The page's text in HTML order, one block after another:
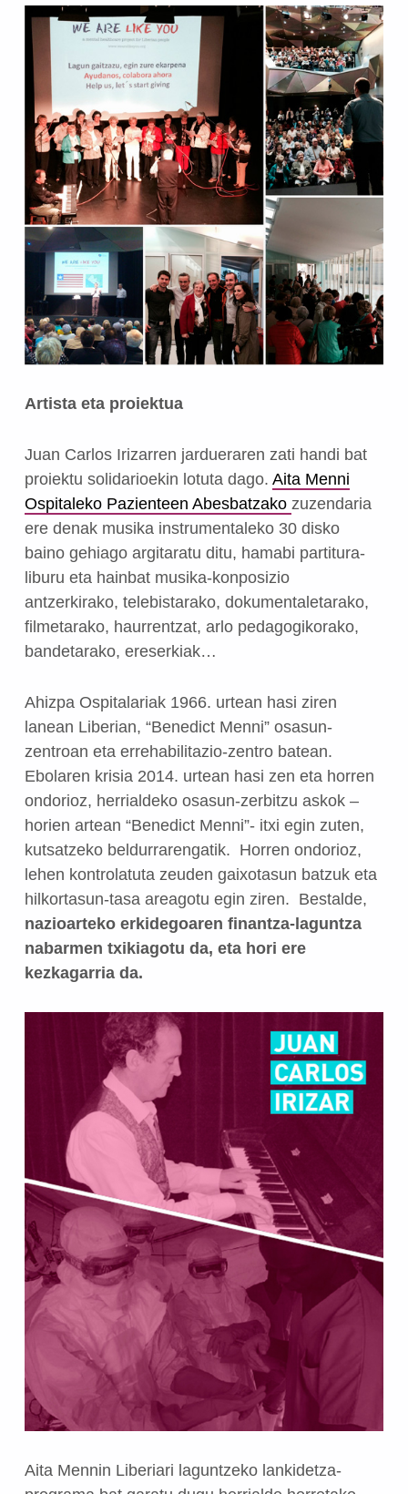
Artista eta proiektua
Juan Carlos Irizarren jardueraren zati handi bat
proiektu solidarioekin lotuta dago. Aita Menni
Ospitaleko Pazienteen Abesbatzako zuzendaria
ere denak musika instrumentaleko 30 disko
baino gehiago argitaratu ditu, hamabi partitura-
liburu eta hainbat musika-konposizio
antzerkirako, telebistarako, dokumentaletarako,
filmetarako, haurrentzat, arlo pedagogikorako,
bandetarako, ereserkiak…
Ahizpa Ospitalariak 1966. urtean hasi ziren
lanean Liberian, “Benedict Menni” osasun-
zentroan eta errehabilitazio-zentro batean.
Ebolaren krisia 2014. urtean hasi zen eta horren
ondorioz, herrialdeko osasun-zerbitzu askok –
horien artean “Benedict Menni”- itxi egin zuten,
kutsatzeko beldurrarengatik. Horren ondorioz,
lehen kontrolatuta zeuden gaixotasun batzuk eta
hilkortasun-tasa areagotu egin ziren. Bestalde,
nazioarteko erkidegoaren finantza-laguntza
nabarmen txikiagotu da, eta hori ere
kezkagarria da.
Aita Mennin Liberiari laguntzeko lankidetza-